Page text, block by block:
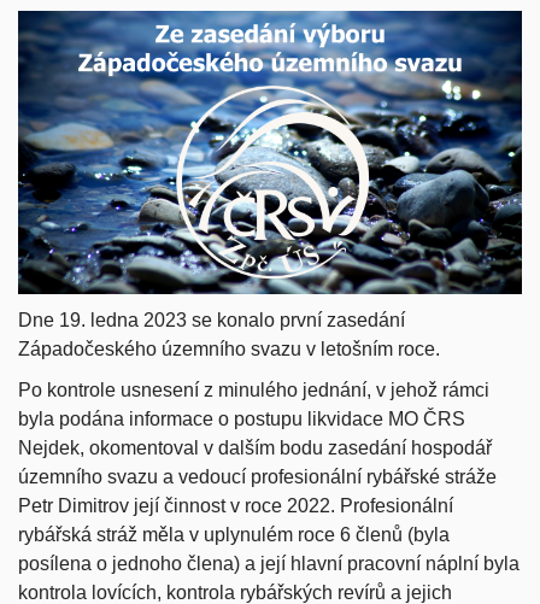
Dne 19. ledna 2023 se konalo první zasedání
Západočeského územního svazu v letošním roce.
Po kontrole usnesení z minulého jednání, v jehož rámci
byla podána informace o postupu likvidace MO ČRS
Nejdek, okomentoval v dalším bodu zasedání hospodář
územního svazu a vedoucí profesionální rybářské stráže
Petr Dimitrov její činnost v roce 2022. Profesionální
rybářská stráž měla v uplynulém roce 6 členů (byla
posílena o jednoho člena) a její hlavní pracovní náplní byla
kontrola lovících, kontrola rybářských revírů a jejich